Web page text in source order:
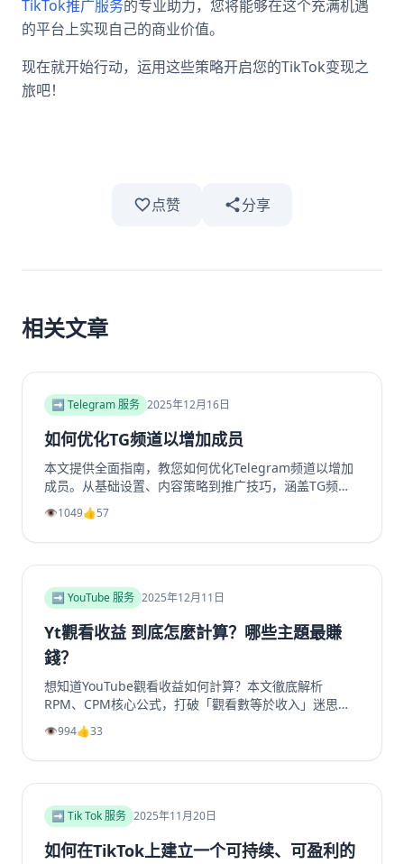
TikTok推广服务的专业助力，您将能够在这个充满机遇
的平台上实现自己的商业价值。
现在就开始行动，运用这些策略开启您的TikTok变现之
旅吧！
点赞 分享
相关文章
➡️ Telegram 服务 2025年12月16日
如何优化TG频道以增加成员
本文提供全面指南，教您如何优化Telegram频道以增加
成员。从基础设置、内容策略到推广技巧，涵盖TG频道
定位、高质量帖子创建、内外推广方法及互动留存策略，
帮助提升频道影响力和成员增长。包括实用SEO建议和专
业工具推荐，如利用涨粉站Telegram增长服务提升频道
👁️1049👍57
➡️ YouTube 服务 2025年12月11日
Yt觀看收益 到底怎麼計算？哪些主題最賺
錢？
想知道YouTube觀看收益如何計算？本文徹底解析
RPM、CPM核心公式，打破「觀看數等於收入」迷思。
深入剖析2025年最具「錢」景的五大內容主題，如金融
投資、科技評測為何CPM最高。更提供超越廣告的多元
變現策略，從頻道會員到品牌合作一次掌握。無論是新手
即了解如何提升你的YouTube视频收益！
👁️994👍33
➡️ Tik Tok 服务 2025年11月20日
如何在TikTok上建立一个可持续、可盈利的